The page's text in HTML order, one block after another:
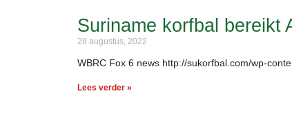
Suriname korfbal bereikt
28 augustus, 2022
WBRC Fox 6 news http://sukorfbal.com/wp-
Lees verder »